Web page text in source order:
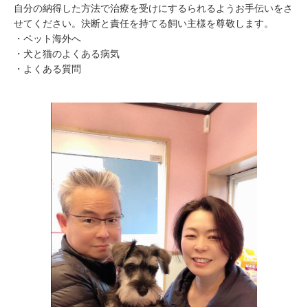
自分の納得した方法で治療を受けにするられるようお手伝いをさ
せてください。決断と責任を持てる飼い主様を尊敬します。
・ペット海外へ
・犬と猫のよくある病気
・よくある質問